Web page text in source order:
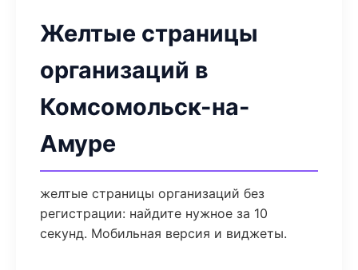
Желтые страницы
организаций в
Комсомольск-на-
Амуре
желтые страницы организаций без
регистрации: найдите нужное за 10
секунд. Мобильная версия и виджеты.